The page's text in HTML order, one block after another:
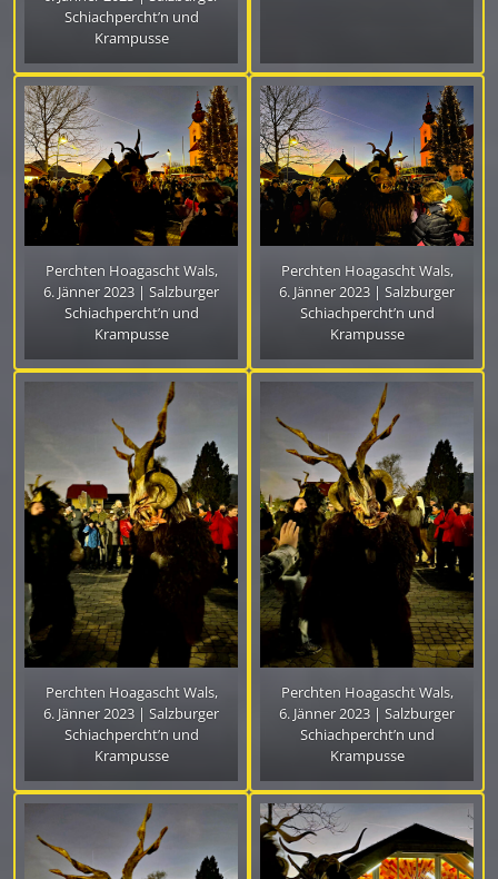
Schiachpercht’n und
Krampusse
Perchten Hoagascht Wals,
6. Jänner 2023 | Salzburger
Schiachpercht’n und
Krampusse
Perchten Hoagascht Wals,
6. Jänner 2023 | Salzburger
Schiachpercht’n und
Krampusse
Perchten Hoagascht Wals,
6. Jänner 2023 | Salzburger
Schiachpercht’n und
Krampusse
Perchten Hoagascht Wals,
6. Jänner 2023 | Salzburger
Schiachpercht’n und
Krampusse